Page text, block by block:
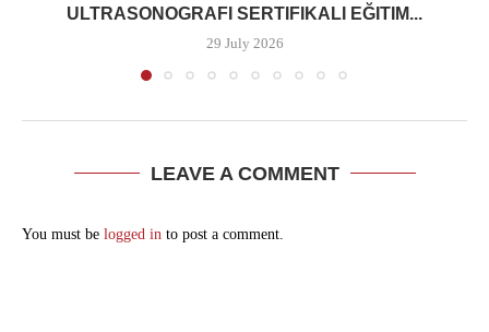
ULTRASONOGRAFI SERTIFIKALI EĞITIM...
29 July 2026
LEAVE A COMMENT
You must be logged in to post a comment.